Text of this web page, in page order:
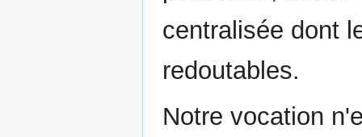
centralisée dont
redoutables.
Notre vocation